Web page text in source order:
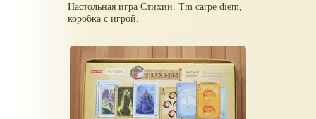
Настольная игра Стихии. Tm carpe diem,
коробка с игрой.